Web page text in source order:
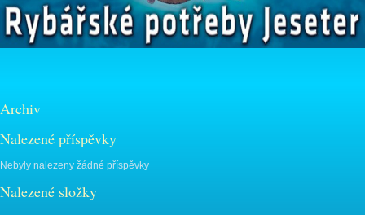
Archiv
Nalezené příspěvky
Nebyly nalezeny žádné příspěvky
Nalezené složky